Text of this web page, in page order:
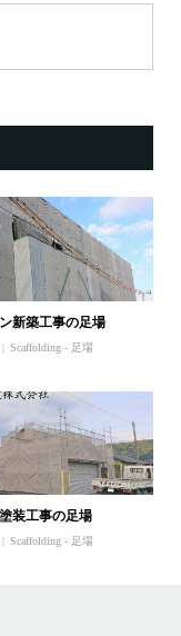
新築工事の足場
Scaffolding - 足場
装工事の足場
Scaffolding - 足場